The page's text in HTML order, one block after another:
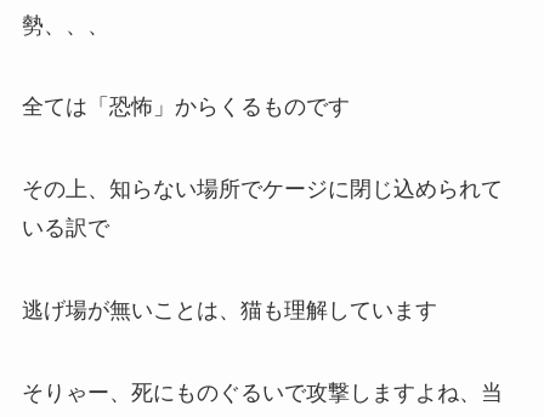
勢、、、
全ては「恐怖」からくるものです
その上、知らない場所でケージに閉じ込められて
いる訳で
逃げ場が無いことは、猫も理解しています
そりゃー、死にものぐるいで攻撃しますよね、当